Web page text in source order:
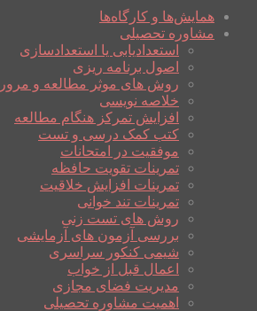
همایش‌ها و کارگاه‌ها
مشاوره تحصیلی
استعدادیابی یا استعدادسازی
اصول برنامه ریزی
روش های موثر مطالعه و مرور
خلاصه نویسی
افزایش تمرکز هنگام مطالعه
کتب کمک درسی و تست
موفقیت در امتحانات
تمرینات تقویت حافظه
تمرینات افزایش خلاقیت
تمرینات تند خوانی
روش های تست زنی
بررسی آزمون های آزمایشی
شیمی کنکور سراسری
اعمال قبل از خواب
مدیریت فضای مجازی
اهمیت مشاوره تحصیلی